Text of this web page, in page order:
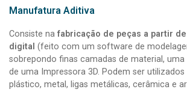
Manufatura Aditiva
Consiste na fabricação de peças a partir
digital (feito com um software de
sobrepondo finas camadas de material,
de uma Impressora 3D. Podem ser
plástico, metal, ligas metálicas, cerâmica e